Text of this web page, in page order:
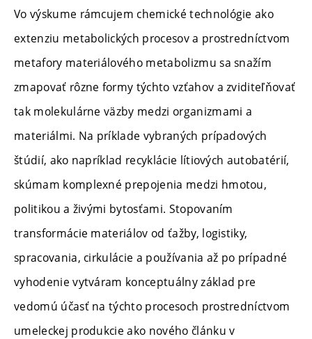
Vo výskume rámcujem chemické technológie ako
extenziu metabolických procesov a prostredníctvom
metafory materiálového metabolizmu sa snažím
zmapovať rôzne formy týchto vzťahov a zviditeľňovať
tak molekulárne väzby medzi organizmami a
materiálmi. Na príklade vybraných prípadových
štúdií, ako napríklad recyklácie lítiových autobatérií,
skúmam komplexné prepojenia medzi hmotou,
politikou a živými bytosťami. Stopovaním
transformácie materiálov od ťažby, logistiky,
spracovania, cirkulácie a používania až po prípadné
vyhodenie vytváram konceptuálny základ pre
vedomú účasť na týchto procesoch prostredníctvom
umeleckej produkcie ako nového článku v